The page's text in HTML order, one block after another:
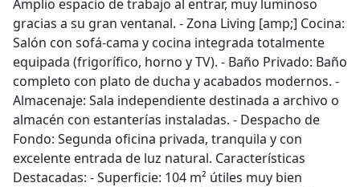
Amplio espacio de trabajo al entrar, muy luminoso
gracias a su gran ventanal. - Zona Living [amp;] Cocina:
Salón con sofá-cama y cocina integrada totalmente
equipada (frigorífico, horno y TV). - Baño Privado: Baño
completo con plato de ducha y acabados modernos. -
Almacenaje: Sala independiente destinada a archivo o
almacén con estanterías instaladas. - Despacho de
Fondo: Segunda oficina privada, tranquila y con
excelente entrada de luz natural. Características
Destacadas: - Superficie: 104 m² útiles muy bien